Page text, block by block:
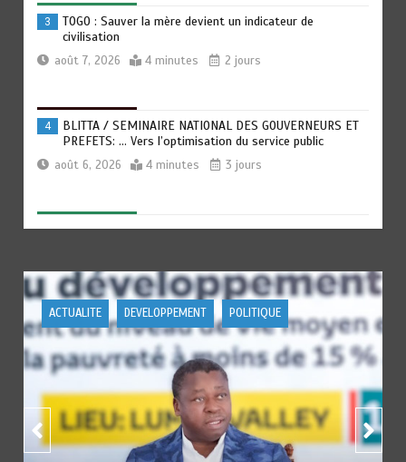
3
TOGO : Sauver la mère devient un indicateur de
civilisation
août 7, 2026 4 minutes 2 jours
4
BLITTA / SEMINAIRE NATIONAL DES GOUVERNEURS ET
PREFETS: … Vers l’optimisation du service public
août 6, 2026 4 minutes 3 jours
5
RECHERCHE ET INNOVATION: Le Togo ouvre la voie pour
août 6, 2026 3 minutes 3 jours
6
TOGO : Bon vent dans les secteurs des transports et du
tourisme
août 6, 2026 4 minutes 3 jours
RODRI AU BARÇA PLUTOT QU’AU REAL MADRID : Les
révélations chocs de Pep Guardiola…
POLITIQUE POLITIQUE